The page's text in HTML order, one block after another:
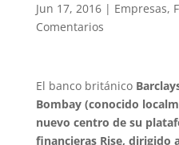
Jun 17, 2016| Empresas,
Comentarios
El banco británico
Bombay (conocido
nuevo centro de su
financieras Rise, dirigido